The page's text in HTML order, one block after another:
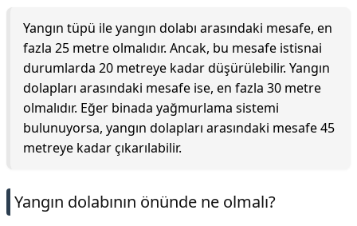
Yangın tüpü ile yangın dolabı arasındaki mesafe, en
fazla 25 metre olmalıdır. Ancak, bu mesafe istisnai
durumlarda 20 metreye kadar düşürülebilir. Yangın
dolapları arasındaki mesafe ise, en fazla 30 metre
olmalıdır. Eğer binada yağmurlama sistemi
bulunuyorsa, yangın dolapları arasındaki mesafe 45
metreye kadar çıkarılabilir.
Yangın dolabının önünde ne olmalı?